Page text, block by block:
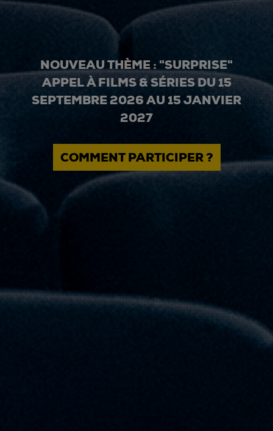
NOUVEAU THÈME : "SURPRISE"
APPEL À FILMS & SÉRIES DU 15
SEPTEMBRE 2026 AU 15 JANVIER
2027
COMMENT PARTICIPER ?